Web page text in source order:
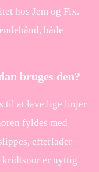
hos Jem og Fix.
både
bruges den?
til at lave lige linjer
fyldes med
efterlader
kridtsnor er nyttig